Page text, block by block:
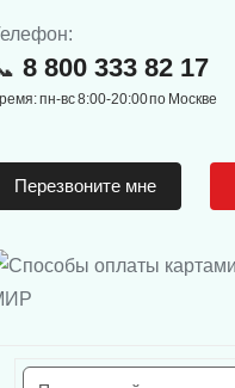
8 800 333 82 17
пн-вс 8:00-20:00 по Москве
Перезвоните мне